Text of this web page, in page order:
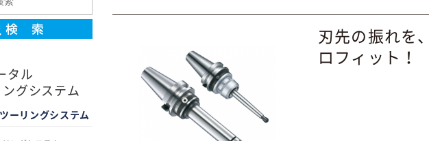
タル
ングシステム
ーリングシステム
刃先の振れを
ロフィット！